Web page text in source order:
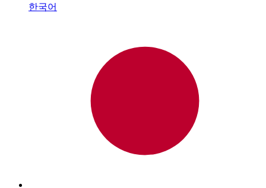
한국어